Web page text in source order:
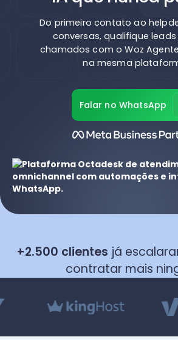
Do primeiro contato ao
conversas, qualifique leads
chamados com o Woz
na mesma
Falar no WhatsApp
+2.500 clientes já
contratar mais